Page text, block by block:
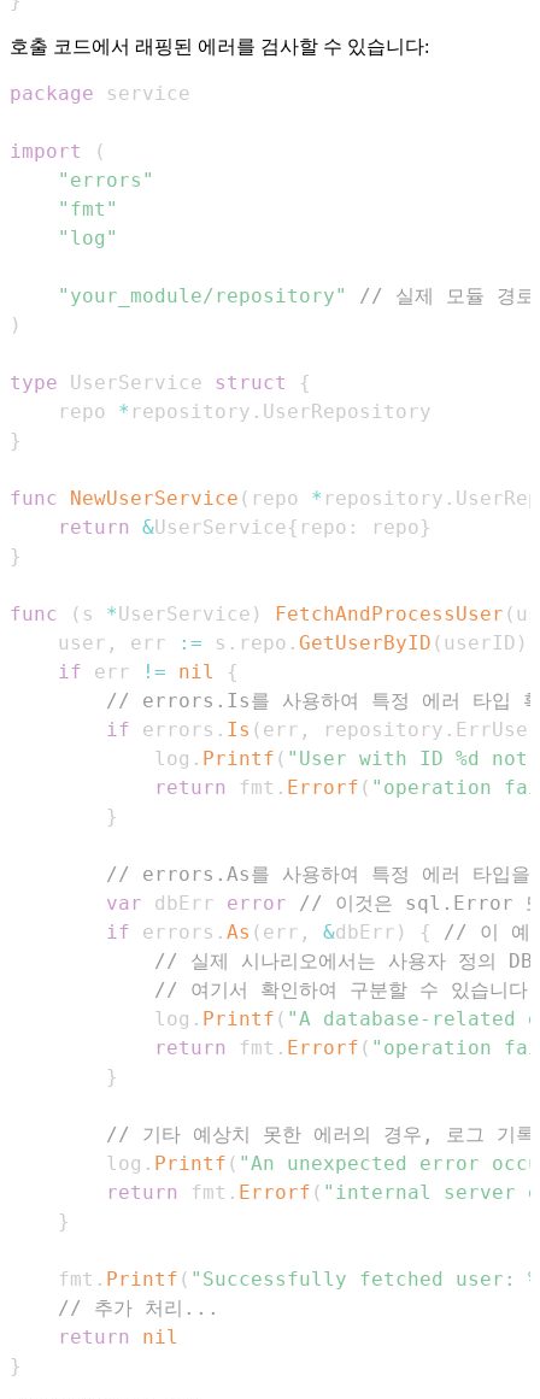
호출 코드에서 래핑된 에러를 검사할 수 있습니다:
package
import
(
"errors"
"fmt"
"log"
"your_module/repository"
// 실제 모듈 경로
)
type UserService struct
{
	repo
* repository .
}
func NewUserService ( repo * repository .
return
&UserService{ repo : repo}
}
func ( s *UserService ) FetchAndProcessUser (
	user
, err := s . repo . GetUserByID ( userID )
if err != nil
{
// errors.Is를 사용하여 특정 에러 타입
if errors . Is ( err , repository .
			log
. Printf ( "User with ID %d not
return
fmt . Errorf ( "operation
}
// errors.As를 사용하여 특정 에러 타입을
var dbErr error
// 이것은 sql.Error 또
if errors . As ( err , &dbErr ) {
// 이 예
// 실제 시나리오에서는 사용자 정의 DB
// 여기서 확인하여 구분할 수 있습니다.
			log
. Printf ( "A database-related
return
fmt . Errorf ( "operation
}
// 기타 예상치 못한 에러의 경우, 로그 기
		log
. Printf ( "An unexpected error
return
fmt . Errorf ( "internal server
}
	fmt
. Printf ( "Successfully fetched user:
// 추가 처리...
return
nil
}